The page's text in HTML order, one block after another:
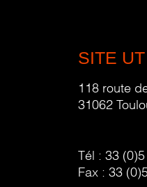
SITE UT
118 route
31062
Tél : 33 (0)5
Fax : 33